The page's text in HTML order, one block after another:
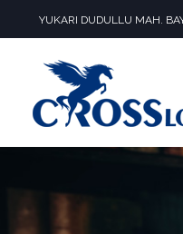
YUKARI DUDULLU MAH.